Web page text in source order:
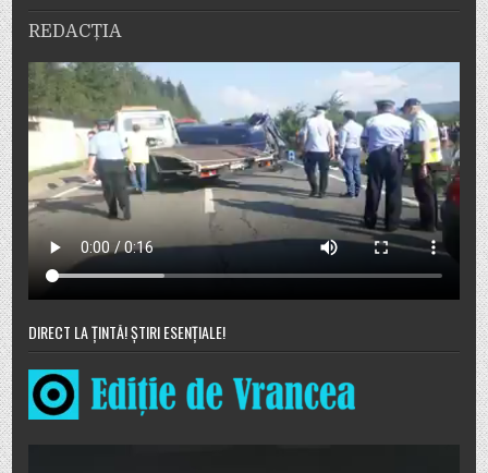
REDACȚIA
DIRECT LA ȚINTĂ! ȘTIRI ESENȚIALE!